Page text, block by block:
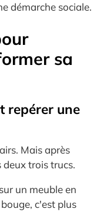
démarche sociale.
sa
repérer une
Mais après
deux trois trucs.
un meuble en
c'est plus